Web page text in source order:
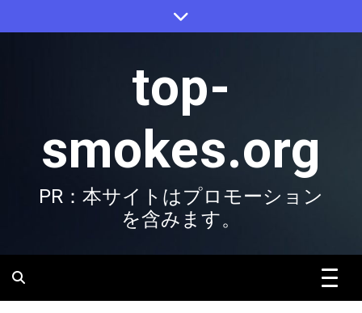
to
top-
smokes.org
PR：本サイトはプロモーション
を含みます。